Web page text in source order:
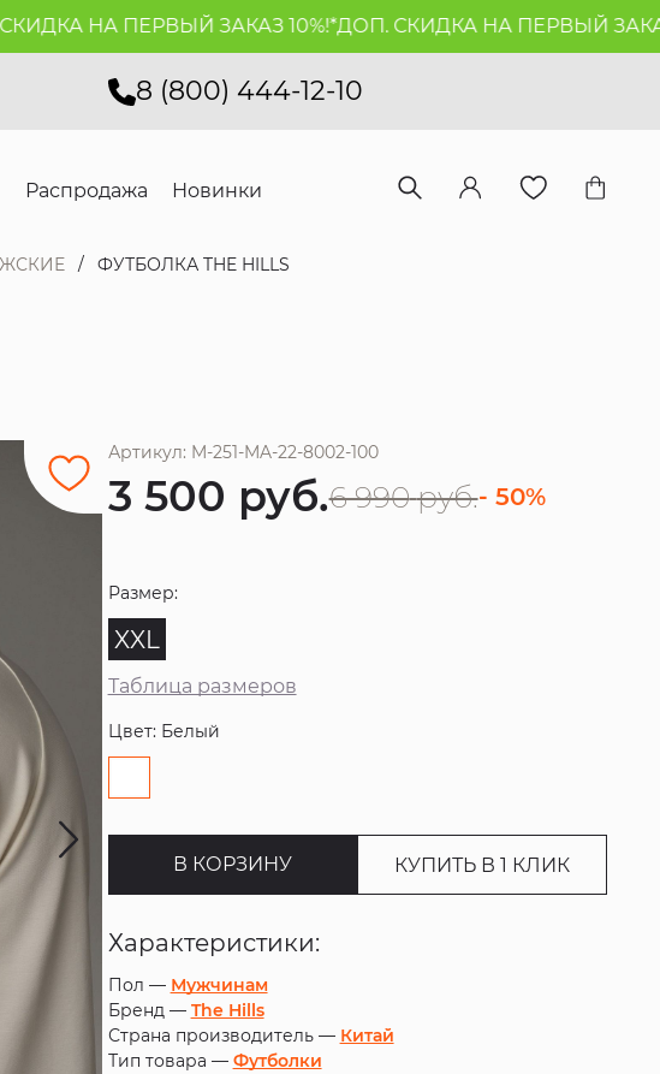
НА ПЕРВЫЙ ЗАКАЗ 10%!*ДОП. СКИДКА НА ПЕРВЫЙ ЗАКАЗ
8 (800) 444-12-10
Распродажа Новинки
ФУТБОЛКА THE HILLS
Артикул: M-251-MA-22-8002-100
3 500 руб.6 990 руб.- 50%
Размер:
XXL
Таблица размеров
Цвет: Белый
В КОРЗИНУ КУПИТЬ В 1 КЛИК
Характеристики:
Пол — Мужчинам
Бренд — The Hills
Страна производитель — Китай
Тип товара — Футболки